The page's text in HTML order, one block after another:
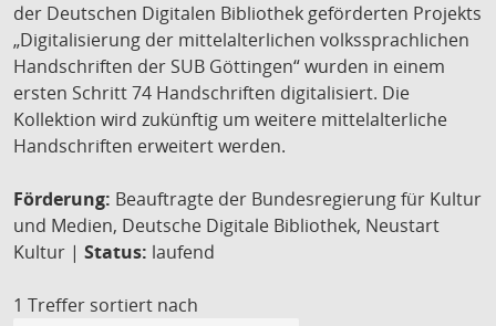
der Deutschen Digitalen Bibliothek geförderten Projekts
„Digitalisierung der mittelalterlichen volkssprachlichen
Handschriften der SUB Göttingen“ wurden in einem
ersten Schritt 74 Handschriften digitalisiert. Die
Kollektion wird zukünftig um weitere mittelalterliche
Handschriften erweitert werden.
Förderung: Beauftragte der Bundesregierung für Kultur
und Medien, Deutsche Digitale Bibliothek, Neustart
Kultur | Status: laufend
1 Treffer sortiert nach